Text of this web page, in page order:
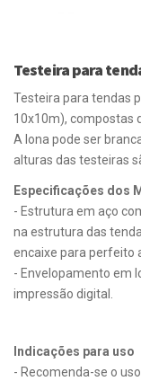
Testeira para
Testeira para tendas
10x10m), compostas
A lona pode ser
alturas das testeiras
Especificações dos
- Estrutura em aço
na estrutura das
encaixe para perfeito
- Envelopamento em
impressão digital.
Indicações para uso
- Recomenda-se o